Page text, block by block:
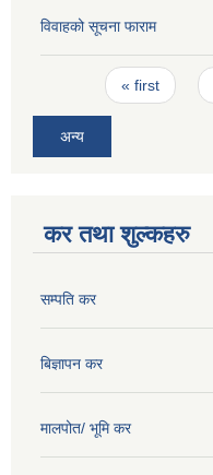
विवाहको सूचना फाराम
Pages« first
अन्य
कर तथा शुल्कहरु
सम्पति कर
बिज्ञापन कर
मालपोत/ भूमि कर